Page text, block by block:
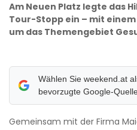
Am Neuen Platz legte das
Tour-Stopp ein – mit
um das Themengebiet
Wählen Sie weekend.at
bevorzugte Google-
Gemeinsam mit der Firma